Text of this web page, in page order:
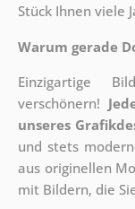
Stück Ihnen viele
Warum gerade
Einzigartige
verschönern!
unseres
und stets
aus originellen
mit Bildern, die